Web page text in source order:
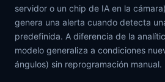
servidor o un chip de IA en la
genera una alerta cuando detecta
predefinida. A diferencia de la
modelo generaliza a condiciones
ángulos) sin reprogramación manual.